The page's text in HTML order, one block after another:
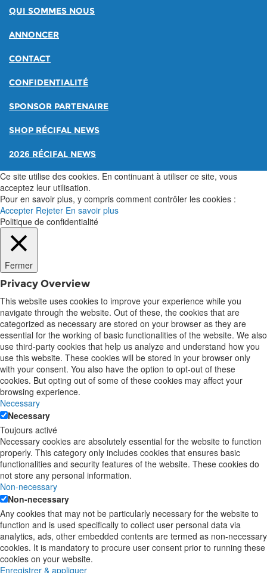
QUI SOMMES NOUS
ANNONCER
CONTACT
CONFIDENTIALITÉ
SPONSOR PARTENAIRE
SHOP RÉCIFAL NEWS
2026 RÉCIFAL NEWS
Ce site utilise des cookies. En continuant à utiliser ce site, vous
acceptez leur utilisation.
Pour en savoir plus, y compris comment contrôler les cookies :
Accepter Rejeter En savoir plus
Politique de confidentialité
Fermer
Privacy Overview
This website uses cookies to improve your experience while you
navigate through the website. Out of these, the cookies that are
categorized as necessary are stored on your browser as they are
essential for the working of basic functionalities of the website. We also
use third-party cookies that help us analyze and understand how you
use this website. These cookies will be stored in your browser only
with your consent. You also have the option to opt-out of these
cookies. But opting out of some of these cookies may affect your
browsing experience.
Necessary
Necessary
Toujours activé
Necessary cookies are absolutely essential for the website to function
properly. This category only includes cookies that ensures basic
functionalities and security features of the website. These cookies do
not store any personal information.
Non-necessary
Non-necessary
Any cookies that may not be particularly necessary for the website to
function and is used specifically to collect user personal data via
analytics, ads, other embedded contents are termed as non-necessary
cookies. It is mandatory to procure user consent prior to running these
cookies on your website.
Enregistrer & appliquer